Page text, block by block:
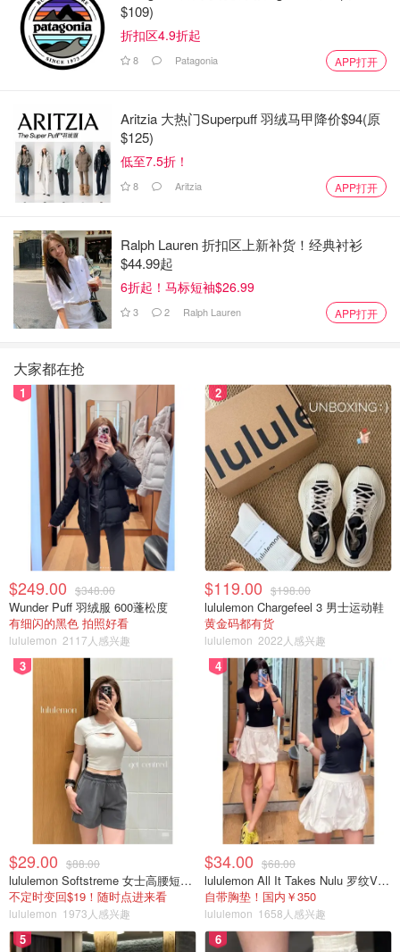
$109)
折扣区4.9折起
8 Patagonia APP打开
Aritzia 大热门Superpuff 羽绒马甲降价$94(原
$125)
低至7.5折！
8 Aritzia APP打开
Ralph Lauren 折扣区上新补货！经典衬衫
$44.99起
6折起！马标短袖$26.99
3 2 Ralph Lauren APP打开
大家都在抢
1
$249.00 $348.00
Wunder Puff 羽绒服 600蓬松度
有细闪的黑色 拍照好看
lululemon 2117人感兴趣
2
$119.00 $198.00
lululemon Chargefeel 3 男士运动鞋
黄金码都有货
lululemon 2022人感兴趣
3
$29.00 $88.00
lululemon Softstreme 女士高腰短裤 10cm
不定时变回$19！随时点进来看
lululemon 1973人感兴趣
4
$34.00 $68.00
lululemon All It Takes Nulu 罗纹V领短袖T恤
自带胸垫！国内￥350
lululemon 1658人感兴趣
5 6